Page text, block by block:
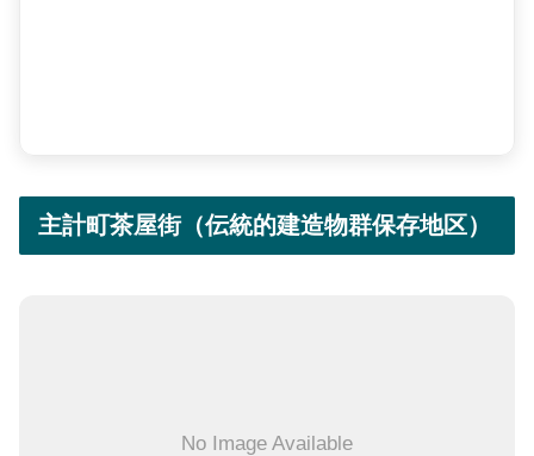
主計町茶屋街（伝統的建造物群保存地区）
No Image Available